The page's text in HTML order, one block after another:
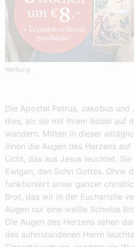
Werbung
Die Apostel Petrus, Jakobus und
dies, als sie mit ihrem Rabbi auf
wandern. Mitten in dieser
ihnen die Augen des Herzens auf
Licht, das aus Jesus leuchtet.
Ewigen, den Sohn Gottes. Ohne
funktioniert unser ganzer
Brot, das wir in der Eucharistie
Augen nur eine weiße Scheibe
Die Augen des Herzens sehen
des auferstandenen Herrn